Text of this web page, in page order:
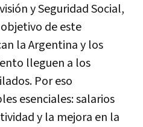
y Seguridad Social,
de este
la Argentina y los
lleguen a los
Por eso
esenciales: salarios
y la mejora en la